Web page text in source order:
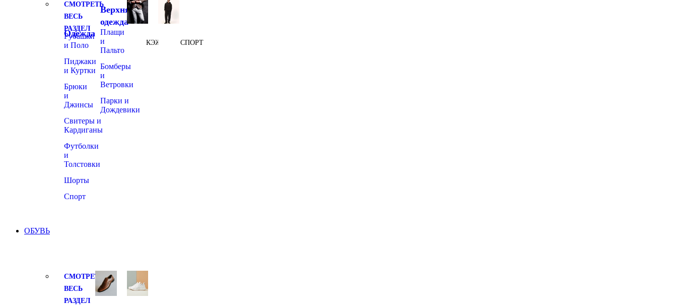
СМОТРЕТЬ
ВЕСЬ
РАЗДЕЛ
Одежда
Рубашки
и Поло
Пиджаки
и Куртки
Брюки
и
Джинсы
Свитеры и
Кардиганы
Футболки
и
Толстовки
Шорты
Спорт
Верхняя
одежда
Плащи
и
Пальто
Бомберы
и
Ветровки
Парки и
Дождевики
КЭЖУАЛ СПОРТ
ОБУВЬ
СМОТРЕТЬ
ВЕСЬ
РАЗДЕЛ